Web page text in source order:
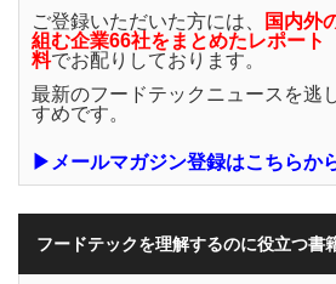
ご登録いただいた方には、
国内外
組む企業66社をまとめたレポート
料でお配りしております。
最新のフードテックニュースを逃
すめです。
▶メールマガジン登録はこちらか
フードテックを理解するのに役立つ書